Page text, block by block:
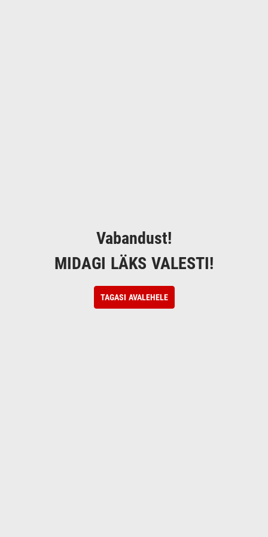
Vabandust!
MIDAGI LÄKS VALESTI!
TAGASI AVALEHELE